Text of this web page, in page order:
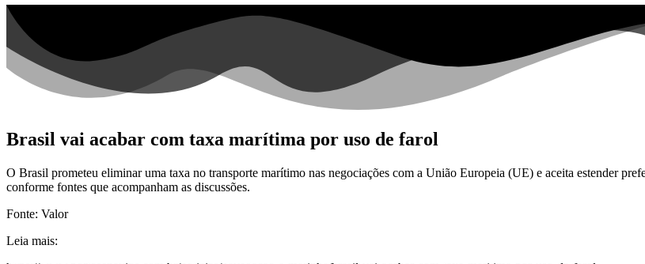
Brasil vai acabar com taxa marítima por uso de farol
O Brasil prometeu eliminar uma taxa no transporte marítimo nas negociações com a União Europeia (UE) e aceita estender
conforme fontes que acompanham as discussões.
Fonte: Valor
Leia mais: